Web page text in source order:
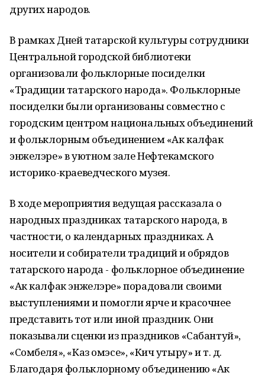
других народов.
В рамках Дней татарской культуры сотрудники
Центральной городской библиотеки
организовали фольклорные посиделки
«Традиции татарского народа». Фольклорные
посиделки были организованы совместно с
городским центром национальных объединений
и фольклорным объединением «Ак калфак
энжелэре» в уютном зале Нефтекамского
историко-краеведческого музея.
В ходе мероприятия ведущая рассказала о
народных праздниках татарского народа, в
частности, о календарных праздниках. А
носители и собиратели традиций и обрядов
татарского народа - фольклорное объединение
«Ак калфак энжелэре» порадовали своими
выступлениями и помогли ярче и красочнее
представить тот или иной праздник. Они
показывали сценки из праздников «Сабантуй»,
«Сомбеля», «Каз омэсе», «Кич утыру» и т. д.
Благодаря фольклорному объединению «Ак